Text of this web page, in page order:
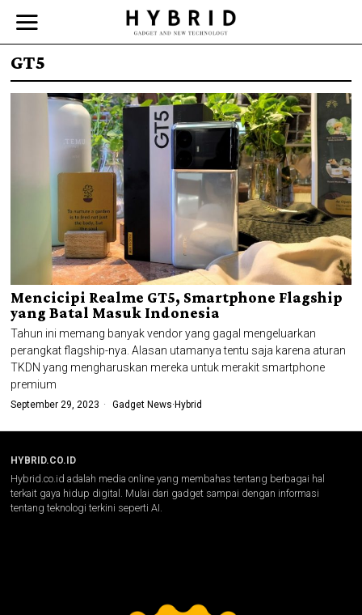
GT5
Mencicipi Realme GT5, Smartphone Flagship
yang Batal Masuk Indonesia
Tahun ini memang banyak vendor yang gagal mengeluarkan
perangkat flagship-nya. Alasan utamanya tentu saja karena aturan
TKDN yang mengharuskan mereka untuk merakit smartphone
premium
September 29, 2023 Gadget News·Hybrid
HYBRID.CO.ID
Hybrid.co.id adalah media online yang membahas tentang berbagai hal
terkait gaya hidup digital. Mulai dari gadget sampai dengan informasi
tentang teknologi terkini seperti AI.